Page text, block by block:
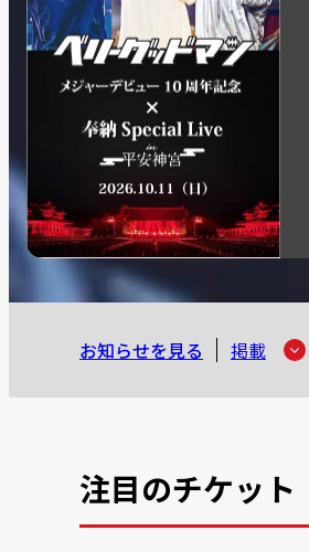
お知らせを見る 掲載
注目のチケット